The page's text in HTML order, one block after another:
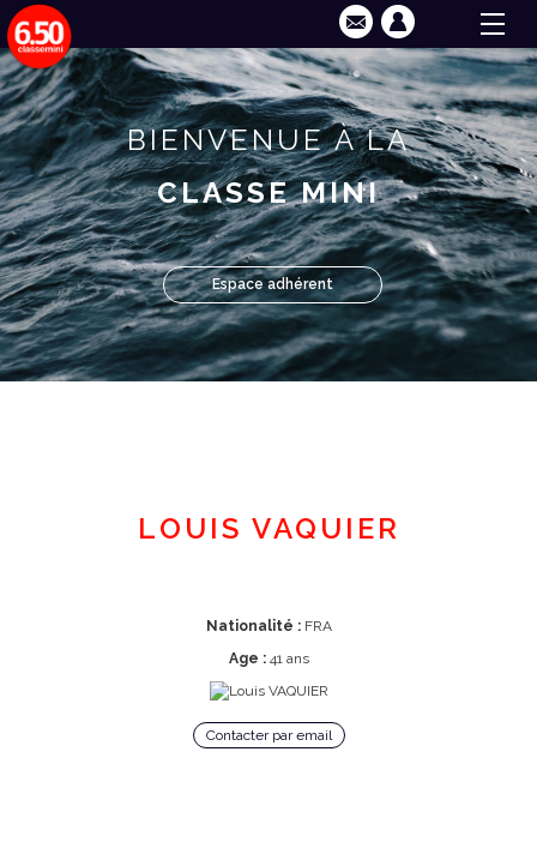
BIENVENUE À LA
CLASSE MINI
Espace adhérent
LOUIS VAQUIER
Nationalité :FRA
Age :41 ans
Contacter par email